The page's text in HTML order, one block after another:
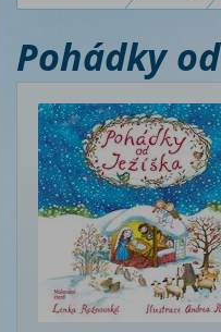
Pohádky